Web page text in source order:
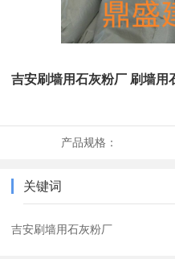
吉安刷墙用石灰粉厂 刷墙用
产品规格：
关键词
吉安刷墙用石灰粉厂